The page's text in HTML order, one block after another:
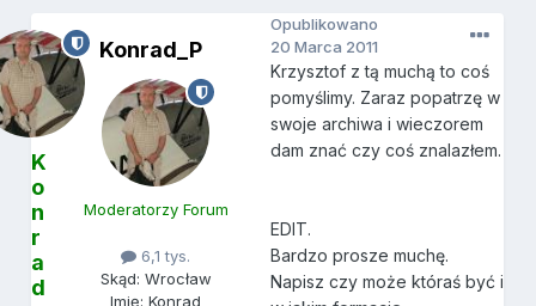
K
o
n
r
a
d
Konrad_P
Moderatorzy Forum
6,1 tys.
Skąd: Wrocław
Imię: Konrad
Opublikowano
20 Marca 2011
Krzysztof z tą muchą to coś
pomyślimy. Zaraz popatrzę w
swoje archiwa i wieczorem
dam znać czy coś znalazłem.
EDIT.
Bardzo prosze muchę.
Napisz czy może któraś być i